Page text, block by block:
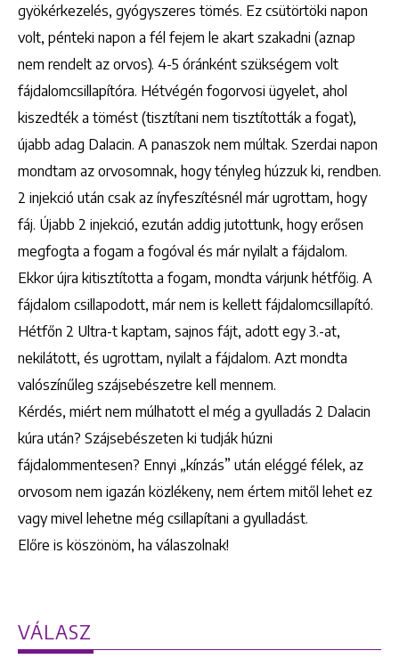
gyökérkezelés, gyógyszeres tömés. Ez csütörtöki napon
volt, pénteki napon a fél fejem le akart szakadni (aznap
nem rendelt az orvos). 4-5 óránként szükségem volt
fájdalomcsillapítóra. Hétvégén fogorvosi ügyelet, ahol
kiszedték a tömést (tisztítani nem tisztították a fogat),
újabb adag Dalacin. A panaszok nem múltak. Szerdai napon
mondtam az orvosomnak, hogy tényleg húzzuk ki, rendben.
2 injekció után csak az ínyfeszítésnél már ugrottam, hogy
fáj. Újabb 2 injekció, ezután addig jutottunk, hogy erősen
megfogta a fogam a fogóval és már nyilalt a fájdalom.
Ekkor újra kitisztította a fogam, mondta várjunk hétfőig. A
fájdalom csillapodott, már nem is kellett fájdalomcsillapító.
Hétfőn 2 Ultra-t kaptam, sajnos fájt, adott egy 3.-at,
nekilátott, és ugrottam, nyilalt a fájdalom. Azt mondta
valószínűleg szájsebészetre kell mennem.
Kérdés, miért nem múlhatott el még a gyulladás 2 Dalacin
kúra után? Szájsebészeten ki tudják húzni
fájdalommentesen? Ennyi „kínzás” után eléggé félek, az
orvosom nem igazán közlékeny, nem értem mitől lehet ez
vagy mivel lehetne még csillapítani a gyulladást.
Előre is köszönöm, ha válaszolnak!
VÁLASZ